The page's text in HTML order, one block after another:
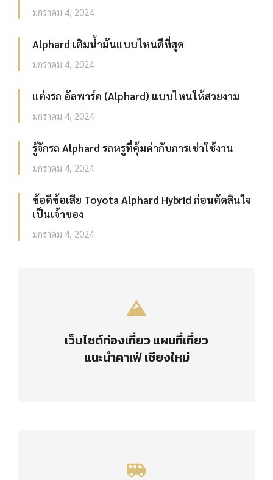
มกราคม 4, 2024
Alphard เติมน้ำมันแบบไหนดีที่สุด
มกราคม 4, 2024
แต่งรถ อัลพาร์ด (Alphard) แบบไหนให้สวยงาม
มกราคม 4, 2024
รู้จักรถ Alphard รถหรูที่คุ้มค่ากับการเช่าใช้งาน
มกราคม 4, 2024
ข้อดีข้อเสีย Toyota Alphard Hybrid ก่อนตัดสินใจ
เป็นเจ้าของ
มกราคม 4, 2024
เว็บไซต์ท่องเที่ยว แผนที่เที่ยว
แนะนำคาเฟ่ เชียงใหม่
แนะนำเว็บไซต์ท่องเที่ยวเชียงใหม่
เข้าชมเว็บไซต์
รถตู้วีไอพี ขนาดใหญ่